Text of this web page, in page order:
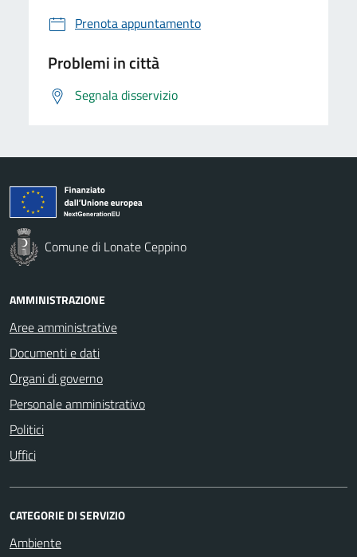
Prenota appuntamento
Problemi in città
Segnala disservizio
Comune di Lonate Ceppino
AMMINISTRAZIONE
Aree amministrative
Documenti e dati
Organi di governo
Personale amministrativo
Politici
Uffici
CATEGORIE DI SERVIZIO
Ambiente